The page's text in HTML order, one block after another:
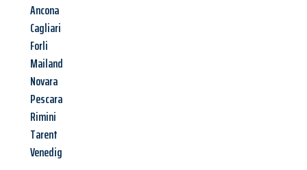
Ancona
Cagliari
Forli
Mailand
Novara
Pescara
Rimini
Tarent
Venedig